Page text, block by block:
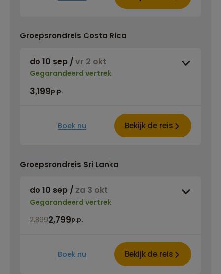
Groepsrondreis Costa Rica
do 10 sep / vr 2 okt
Gegarandeerd vertrek
3,199p.p.
Boek nu Bekijk de reis
Groepsrondreis Sri Lanka
do 10 sep / za 3 okt
Gegarandeerd vertrek
2,8992,799p.p.
Boek nu Bekijk de reis